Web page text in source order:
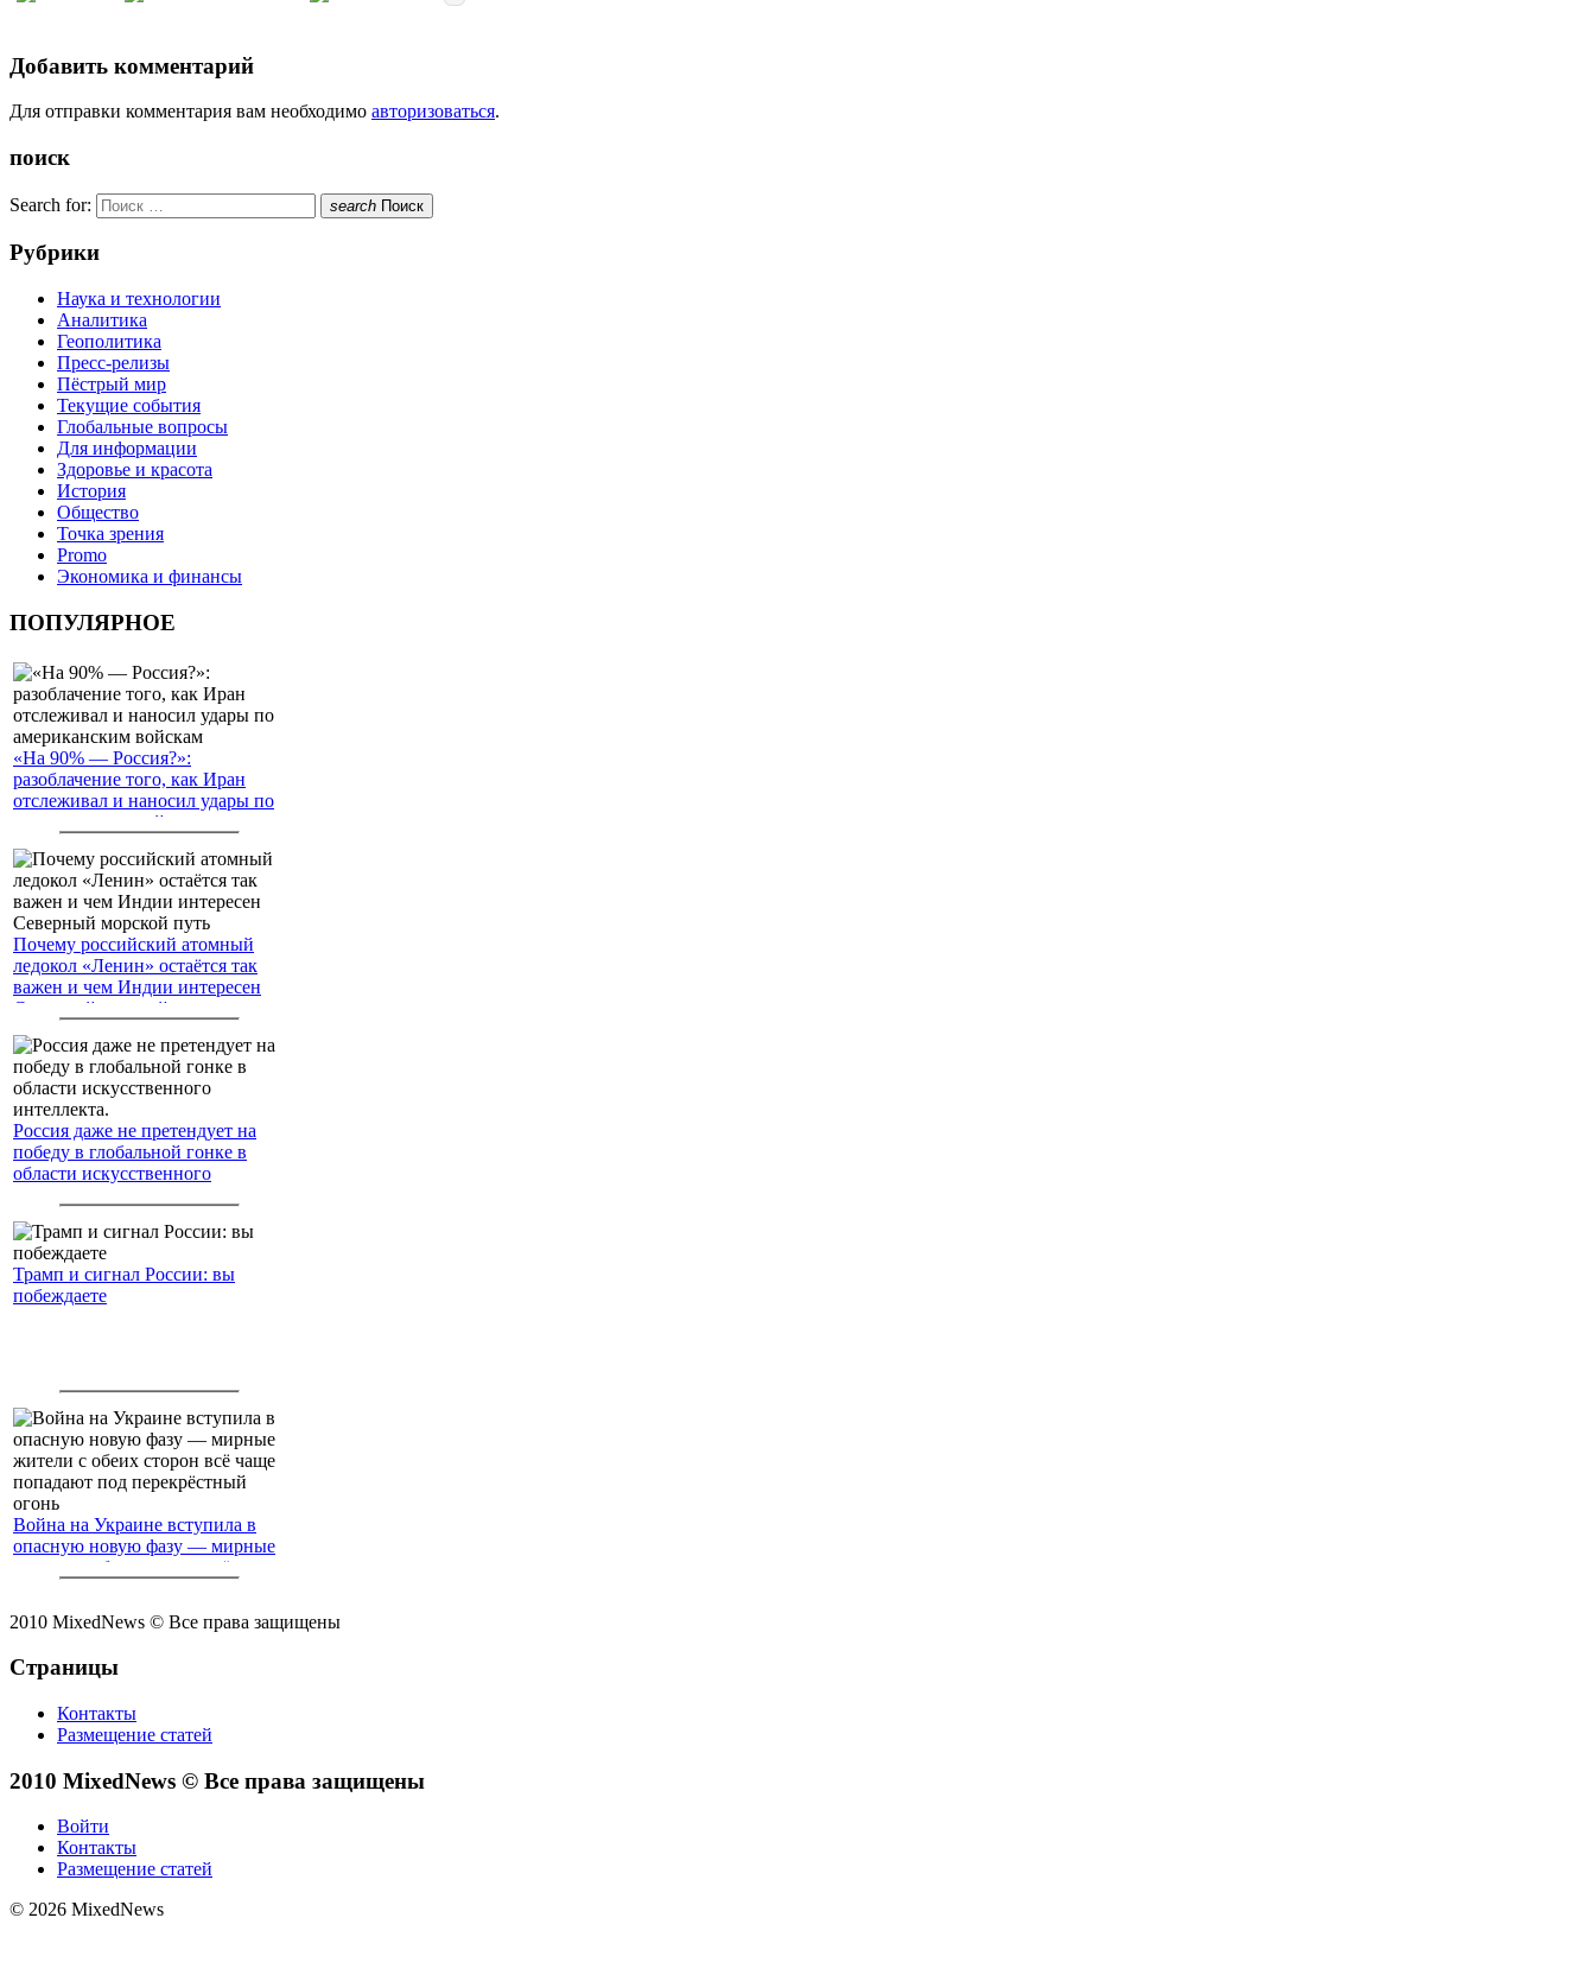
Добавить комментарий
Для отправки комментария вам необходимо авторизоваться.
поиск
Search for: search Поиск
Рубрики
Наука и технологии
Аналитика
Геополитика
Пресс-релизы
Пёстрый мир
Текущие события
Глобальные вопросы
Для информации
Здоровье и красота
История
Общество
Точка зрения
Promo
Экономика и финансы
ПОПУЛЯРНОЕ
«На 90% — Россия?»:
разоблачение того, как Иран
отслеживал и наносил удары по
американским войскам
Почему российский атомный
ледокол «Ленин» остаётся так
важен и чем Индии интересен
Северный морской путь
Россия даже не претендует на
победу в глобальной гонке в
области искусственного
Трамп и сигнал России: вы
побеждаете
Война на Украине вступила в
опасную новую фазу — мирные
жители с обеих сторон всё чаще
2010 MixedNews © Все права защищены
Страницы
Контакты
Размещение статей
2010 MixedNews © Все права защищены
Войти
Контакты
Размещение статей
© 2026 MixedNews